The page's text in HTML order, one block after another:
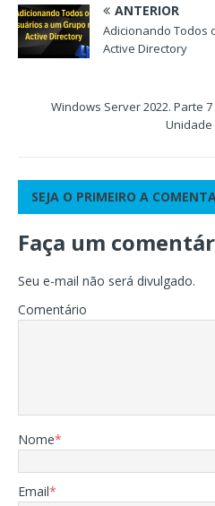
ANTERIOR
Adicionando Todos
Active Directory
Windows Server 2022. Parte
Unidade
SEJA O PRIMEIRO A
Faça um
Seu e-mail não será divulgado.
Comentário
Nome*
Email*